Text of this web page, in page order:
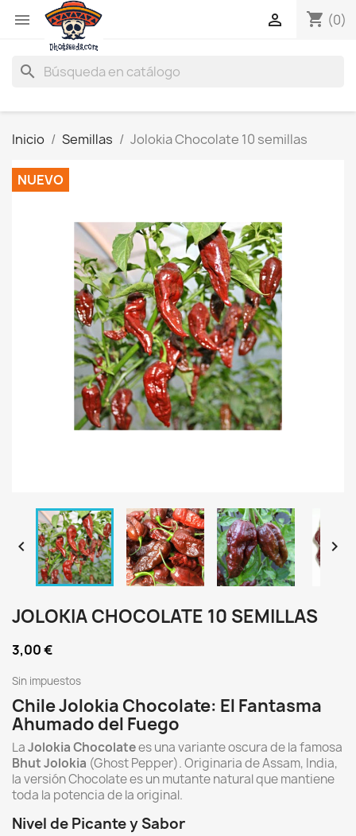
 shopping_cart (0)

search
Inicio Semillas Jolokia Chocolate 10 semillas
NUEVO
 
JOLOKIA CHOCOLATE 10 SEMILLAS
3,00 €
Sin impuestos
Chile Jolokia Chocolate: El Fantasma
Ahumado del Fuego
LaJolokia Chocolatees una variante oscura de la famosa
Bhut Jolokia (Ghost Pepper). Originaria de Assam, India,
la versión Chocolate es un mutante natural que mantiene
toda la potencia de la original.
Nivel de Picante y Sabor